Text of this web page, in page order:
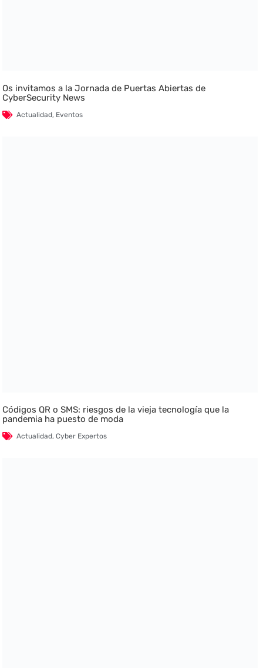
Os invitamos a la Jornada de Puertas Abiertas de
CyberSecurity News
Actualidad, Eventos
Códigos QR o SMS: riesgos de la vieja tecnología que la
pandemia ha puesto de moda
Actualidad,Cyber Expertos